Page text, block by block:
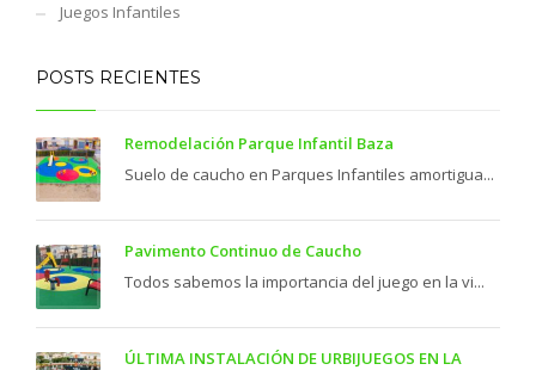
Juegos Infantiles
POSTS RECIENTES
Remodelación Parque Infantil Baza
Suelo de caucho en Parques Infantiles amortigua...
Pavimento Continuo de Caucho
Todos sabemos la importancia del juego en la vi...
ÚLTIMA INSTALACIÓN DE URBIJUEGOS EN LA